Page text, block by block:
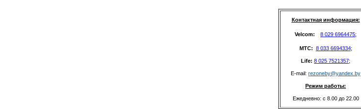
Контактная информация:
Velcom: 8 029 6964475;
MTC: 8 033 6694334;
Life: 8 025 7521357;
E-mail: rezoneby@yandex.by
Режим работы:
Ежедневно: с 8.00 до 22.00